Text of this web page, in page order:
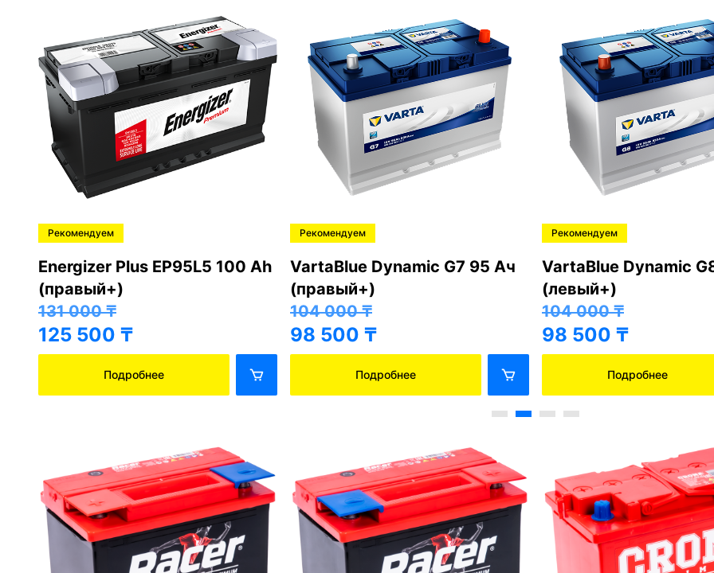
Рекомендуем
Energizer Plus EP95L5 100 Ah
(правый+)
131 000₸
125 500 ₸
Подробнее
Рекомендуем
VartaBlue Dynamic G7 95 Ач
(правый+)
104 000₸
98 500 ₸
Подробнее
Рекомендуем
VartaBlue Dynamic
(левый+)
104 000₸
98 500 ₸
Подробнее